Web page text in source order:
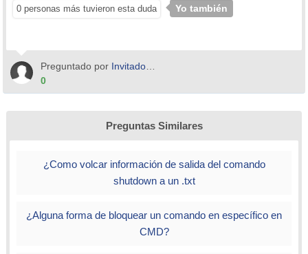
0 personas más tuvieron esta duda Yo también
Preguntado por Invitado_Alex Veron_*
0
Preguntas Similares
¿Como volcar información de salida del comando
shutdown a un .txt
¿Alguna forma de bloquear un comando en específico en
CMD?